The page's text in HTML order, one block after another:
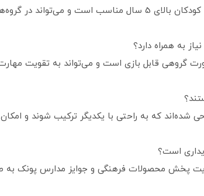
گروهی قابل بازی است و می‌تواند به تقویت
شده‌اند که به راحتی با یکدیگر ترکیب شوند و
پخش محصولات فرهنگی و جوایز مدارس پونک به